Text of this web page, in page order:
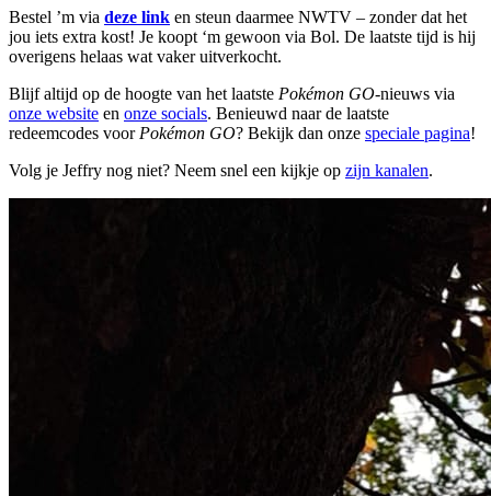
Bestel ’m via deze link en steun daarmee NWTV – zonder dat het
jou iets extra kost! Je koopt ‘m gewoon via Bol. De laatste tijd is hij
overigens helaas wat vaker uitverkocht.
Blijf altijd op de hoogte van het laatste Pokémon GO-nieuws via
onze website en onze socials. Benieuwd naar de laatste
redeemcodes voor Pokémon GO? Bekijk dan onze speciale pagina!
Volg je Jeffry nog niet? Neem snel een kijkje op zijn kanalen.